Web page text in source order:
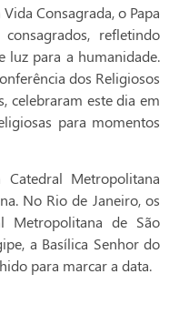
Consagrada, o Papa
refletindo
luz para a humanidade.
dos Religiosos
celebraram este dia em
para momentos
Metropolitana
No Rio de Janeiro, os
Metropolitana de São
a Basílica Senhor do
para marcar a data.